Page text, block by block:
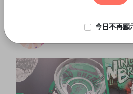
今日不再顯